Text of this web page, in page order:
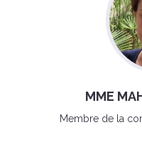
MME
Membre de la